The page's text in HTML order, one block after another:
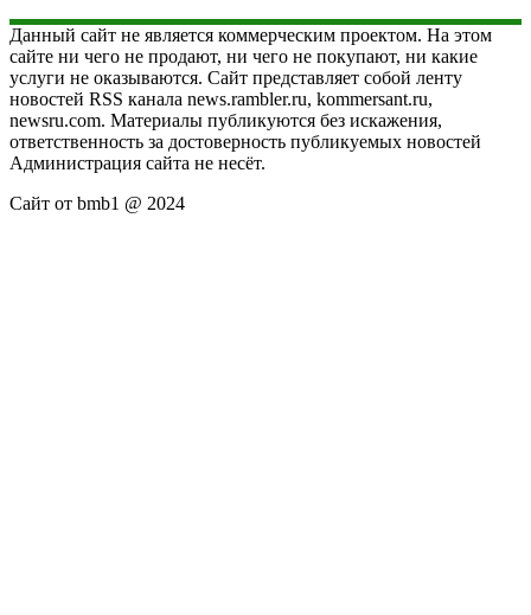
Данный сайт не является коммерческим проектом. На этом
сайте ни чего не продают, ни чего не покупают, ни какие
услуги не оказываются. Сайт представляет собой ленту
новостей RSS канала news.rambler.ru, kommersant.ru,
newsru.com. Материалы публикуются без искажения,
ответственность за достоверность публикуемых новостей
Администрация сайта не несёт.
Сайт от bmb1 @ 2024